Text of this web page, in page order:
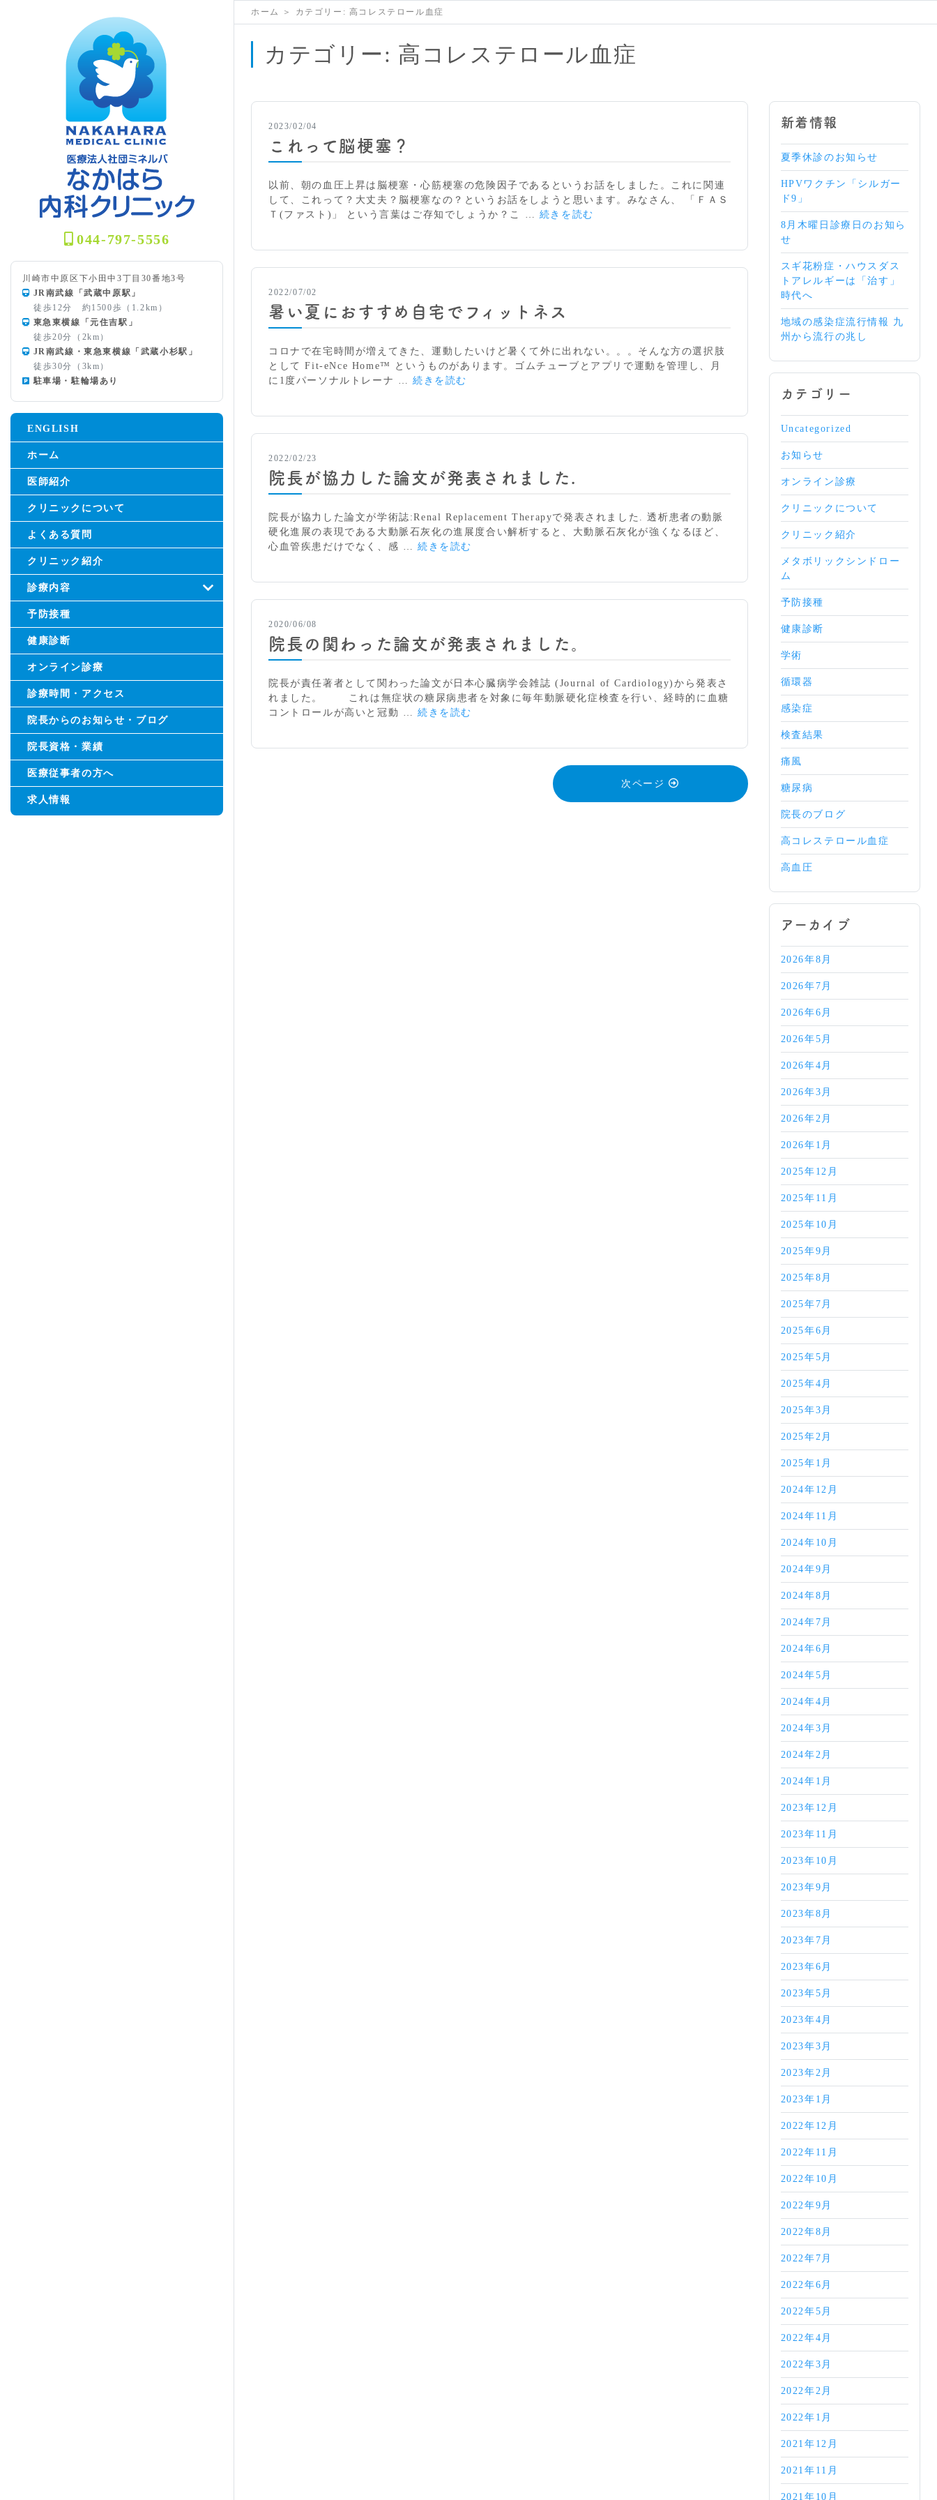
044-797-5556
川崎市中原区下小田中3丁目30番地3号
JR南武線「武蔵中原駅」
徒歩12分 約1500歩（1.2km）
東急東横線「元住吉駅」
徒歩20分（2km）
JR南武線・東急東横線「武蔵小杉駅」
徒歩30分（3km）
駐車場・駐輪場あり
ENGLISH
ホーム
医師紹介
クリニックについて
よくある質問
クリニック紹介
診療内容
予防接種
健康診断
オンライン診療
診療時間・アクセス
院長からのお知らせ・ブログ
院長資格・業績
医療従事者の方へ
求人情報
ホーム ＞ カテゴリー: 高コレステロール血症
カテゴリー: 高コレステロール血症
2023/02/04
これって脳梗塞？
以前、朝の血圧上昇は脳梗塞・心筋梗塞の危険因子であるというお話をしました。これに関連
して、これって？大丈夫？脳梗塞なの？というお話をしようと思います。みなさん、 「ＦＡＳ
Ｔ(ファスト)」 という言葉はご存知でしょうか？こ … 続きを読む
2022/07/02
暑い夏におすすめ自宅でフィットネス
コロナで在宅時間が増えてきた、運動したいけど暑くて外に出れない。。。そんな方の選択肢
として Fit-eNce Home™ というものがあります。ゴムチューブとアプリで運動を管理し、月
に1度パーソナルトレーナ … 続きを読む
め
で
ト
ネ
2022/02/23
院長が協力した論文が発表されました.
院長が協力した論文が学術誌:Renal Replacement Therapyで発表されました. 透析患者の動脈
硬化進展の表現である大動脈石灰化の進展度合い解析すると、大動脈石灰化が強くなるほど、
心血管疾患だけでなく、感 …続きを読む
論
が
発
ま
2020/06/08
院長の関わった論文が発表されました。
院長が責任著者として関わった論文が日本心臓病学会雑誌 (Journal of Cardiology)から発表さ
れました。 これは無症状の糖尿病患者を対象に毎年動脈硬化症検査を行い、経時的に血糖
コントロールが高いと冠動 … 続きを読む
次ページ
新着情報
夏季休診のお知らせ
HPVワクチン「シルガー
ド9」
8月木曜日診療日のお知ら
せ
スギ花粉症・ハウスダス
トアレルギーは「治す」
時代へ
地域の感染症流行情報 九
州から流行の兆し
カテゴリー
Uncategorized
お知らせ
オンライン診療
クリニックについて
クリニック紹介
メタボリックシンドロー
ム
予防接種
健康診断
学術
循環器
感染症
検査結果
痛風
糖尿病
院長のブログ
高コレステロール血症
高血圧
アーカイブ
2026年8月
2026年7月
2026年6月
2026年5月
2026年4月
2026年3月
2026年2月
2026年1月
2025年12月
2025年11月
2025年10月
2025年9月
2025年8月
2025年7月
2025年6月
2025年5月
2025年4月
2025年3月
2025年2月
2025年1月
2024年12月
2024年11月
2024年10月
2024年9月
2024年8月
2024年7月
2024年6月
2024年5月
2024年4月
2024年3月
2024年2月
2024年1月
2023年12月
2023年11月
2023年10月
2023年9月
2023年8月
2023年7月
2023年6月
2023年5月
2023年4月
2023年3月
2023年2月
2023年1月
2022年12月
2022年11月
2022年10月
2022年9月
2022年8月
2022年7月
2022年6月
2022年5月
2022年4月
2022年3月
2022年2月
2022年1月
2021年12月
2021年11月
2021年10月